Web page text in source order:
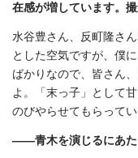
在感が増しています。
水谷豊さん、反町隆さ
とした空気ですが、僕
ばかりなので、皆さん
よ。「末っ子」として
のびやらせてもらってい
――青木を演じるにあた